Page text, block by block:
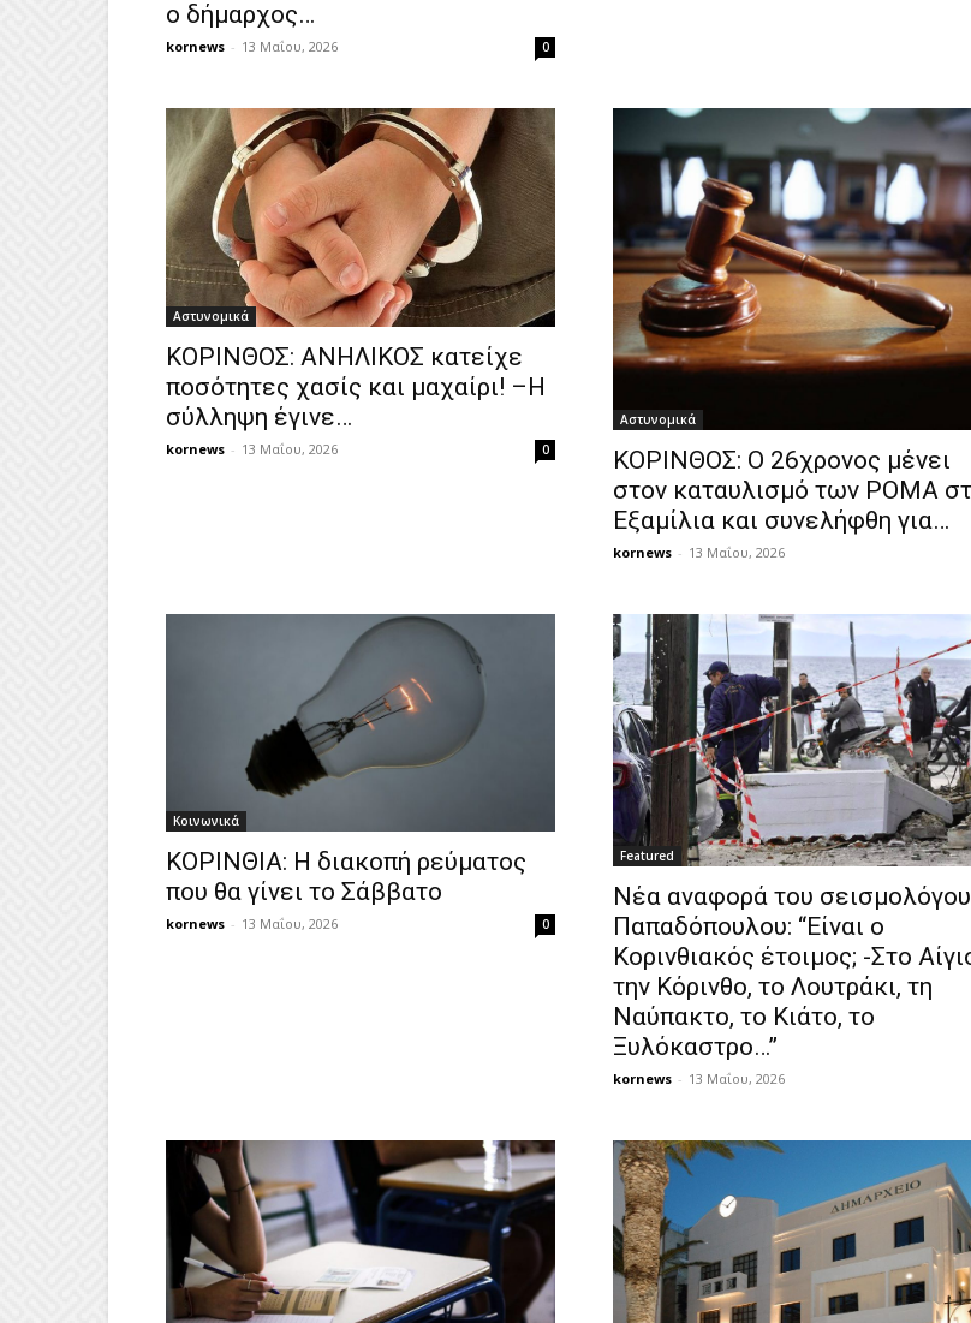
ο δήμαρχος…
kornews - 13 Μαΐου, 2026 0
Αστυνομικά
ΚΟΡΙΝΘΟΣ: ΑΝΗΛΙΚΟΣ κατείχε
ποσότητες χασίς και μαχαίρι! –Η
σύλληψη έγινε…
kornews - 13 Μαΐου, 2026 0
Αστυνομικά
ΚΟΡΙΝΘΟΣ: Ο 26χρονος μένει
στον καταυλισμό των ΡΟΜΑ
Εξαμίλια και συνελήφθη για…
kornews - 13 Μαΐου, 2026
Κοινωνικά
ΚΟΡΙΝΘΙΑ: Η διακοπή ρεύματος
που θα γίνει το Σάββατο
kornews - 13 Μαΐου, 2026 0
Featured
Νέα αναφορά του
Παπαδόπουλου: “Είναι ο
Κορινθιακός έτοιμος; -Στο
την Κόρινθο, το Λουτράκι, τη
Ναύπακτο, το Κιάτο, το
Ξυλόκαστρο…”
kornews - 13 Μαΐου, 2026